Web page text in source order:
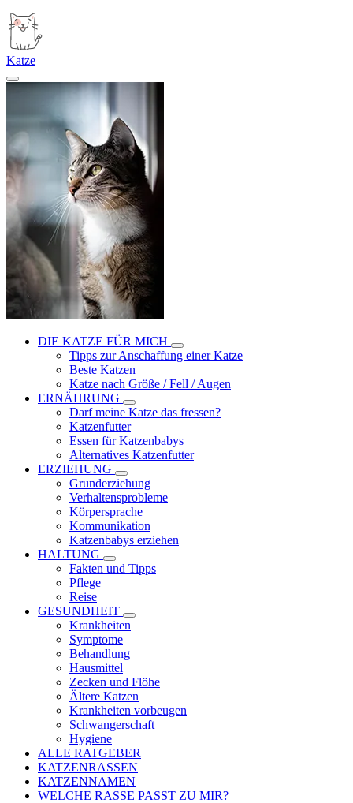
Katze
DIE KATZE FÜR MICH
Tipps zur Anschaffung einer Katze
Beste Katzen
Katze nach Größe / Fell / Augen
ERNÄHRUNG
Darf meine Katze das fressen?
Katzenfutter
Essen für Katzenbabys
Alternatives Katzenfutter
ERZIEHUNG
Grunderziehung
Verhaltensprobleme
Körpersprache
Kommunikation
Katzenbabys erziehen
HALTUNG
Fakten und Tipps
Pflege
Reise
GESUNDHEIT
Krankheiten
Symptome
Behandlung
Hausmittel
Zecken und Flöhe
Ältere Katzen
Krankheiten vorbeugen
Schwangerschaft
Hygiene
ALLE RATGEBER
KATZENRASSEN
KATZENNAMEN
WELCHE RASSE PASST ZU MIR?